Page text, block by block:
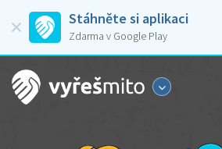
Stáhněte si aplikaci
Zdarma v Google Play